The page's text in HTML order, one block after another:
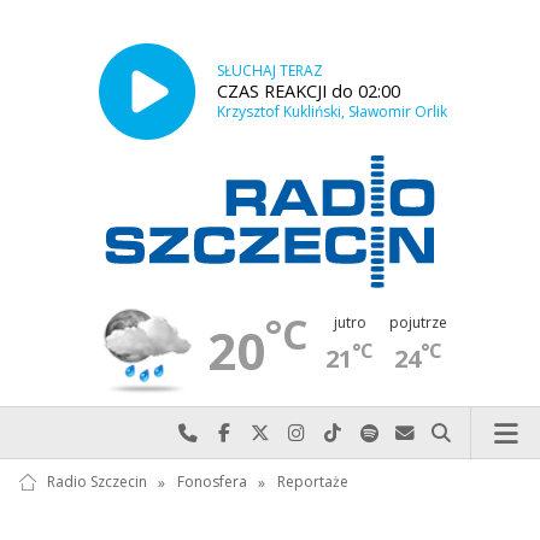
SŁUCHAJ TERAZ
CZAS REAKCJI do 02:00
Krzysztof Kukliński, Sławomir Orlik
20°C jutro
21°C
pojutrze
24°C
Najlepiej po prostu do nas zadzwoń
Odwiedź nas na Facebook-u
Odwiedź nas na X
Odwiedź nas na Instagram-ie
Odwiedź nas na TikTok-u
Szukaj nas na Spotify
Wyślij do nas
Szukaj
Radio Szczecin » Fonosfera » Reportaże